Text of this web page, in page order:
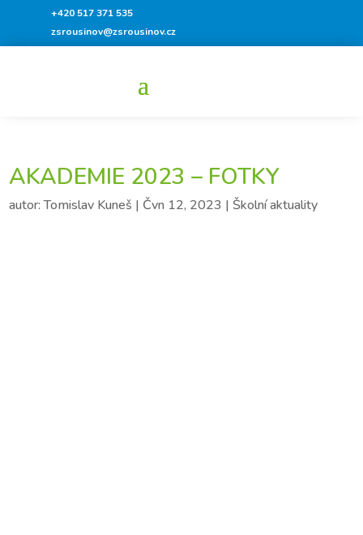
+420 517 371 535
zsrousinov@zsrousinov.cz
AKADEMIE 2023 – FOTKY
autor:Tomislav Kuneš | Čvn 12, 2023 | Školní aktuality